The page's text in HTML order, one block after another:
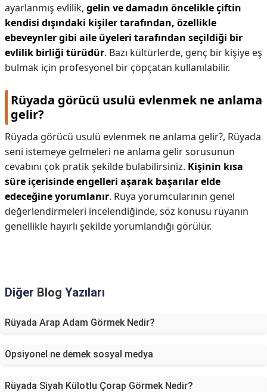
ayarlanmış evlilik, gelin ve damadın öncelikle çiftin
kendisi dışındaki kişiler tarafından, özellikle
ebeveynler gibi aile üyeleri tarafından seçildiği bir
evlilik birliği türüdür. Bazı kültürlerde, genç bir kişiye eş
bulmak için profesyonel bir çöpçatan kullanılabilir.
Rüyada görücü usulü evlenmek ne anlama
gelir?
Rüyada görücü usulü evlenmek ne anlama gelir?, Rüyada
seni istemeye gelmeleri ne anlama gelir sorusunun
cevabını çok pratik şekilde bulabilirsiniz. Kişinin kısa
süre içerisinde engelleri aşarak başarılar elde
edeceğine yorumlanır. Rüya yorumcularının genel
değerlendirmeleri incelendiğinde, söz konusu rüyanın
genellikle hayırlı şekilde yorumlandığı görülür.
Diğer Blog Yazıları
Rüyada Arap Adam Görmek Nedir?
Opsiyonel ne demek sosyal medya
Rüyada Siyah Külotlu Çorap Görmek Nedir?